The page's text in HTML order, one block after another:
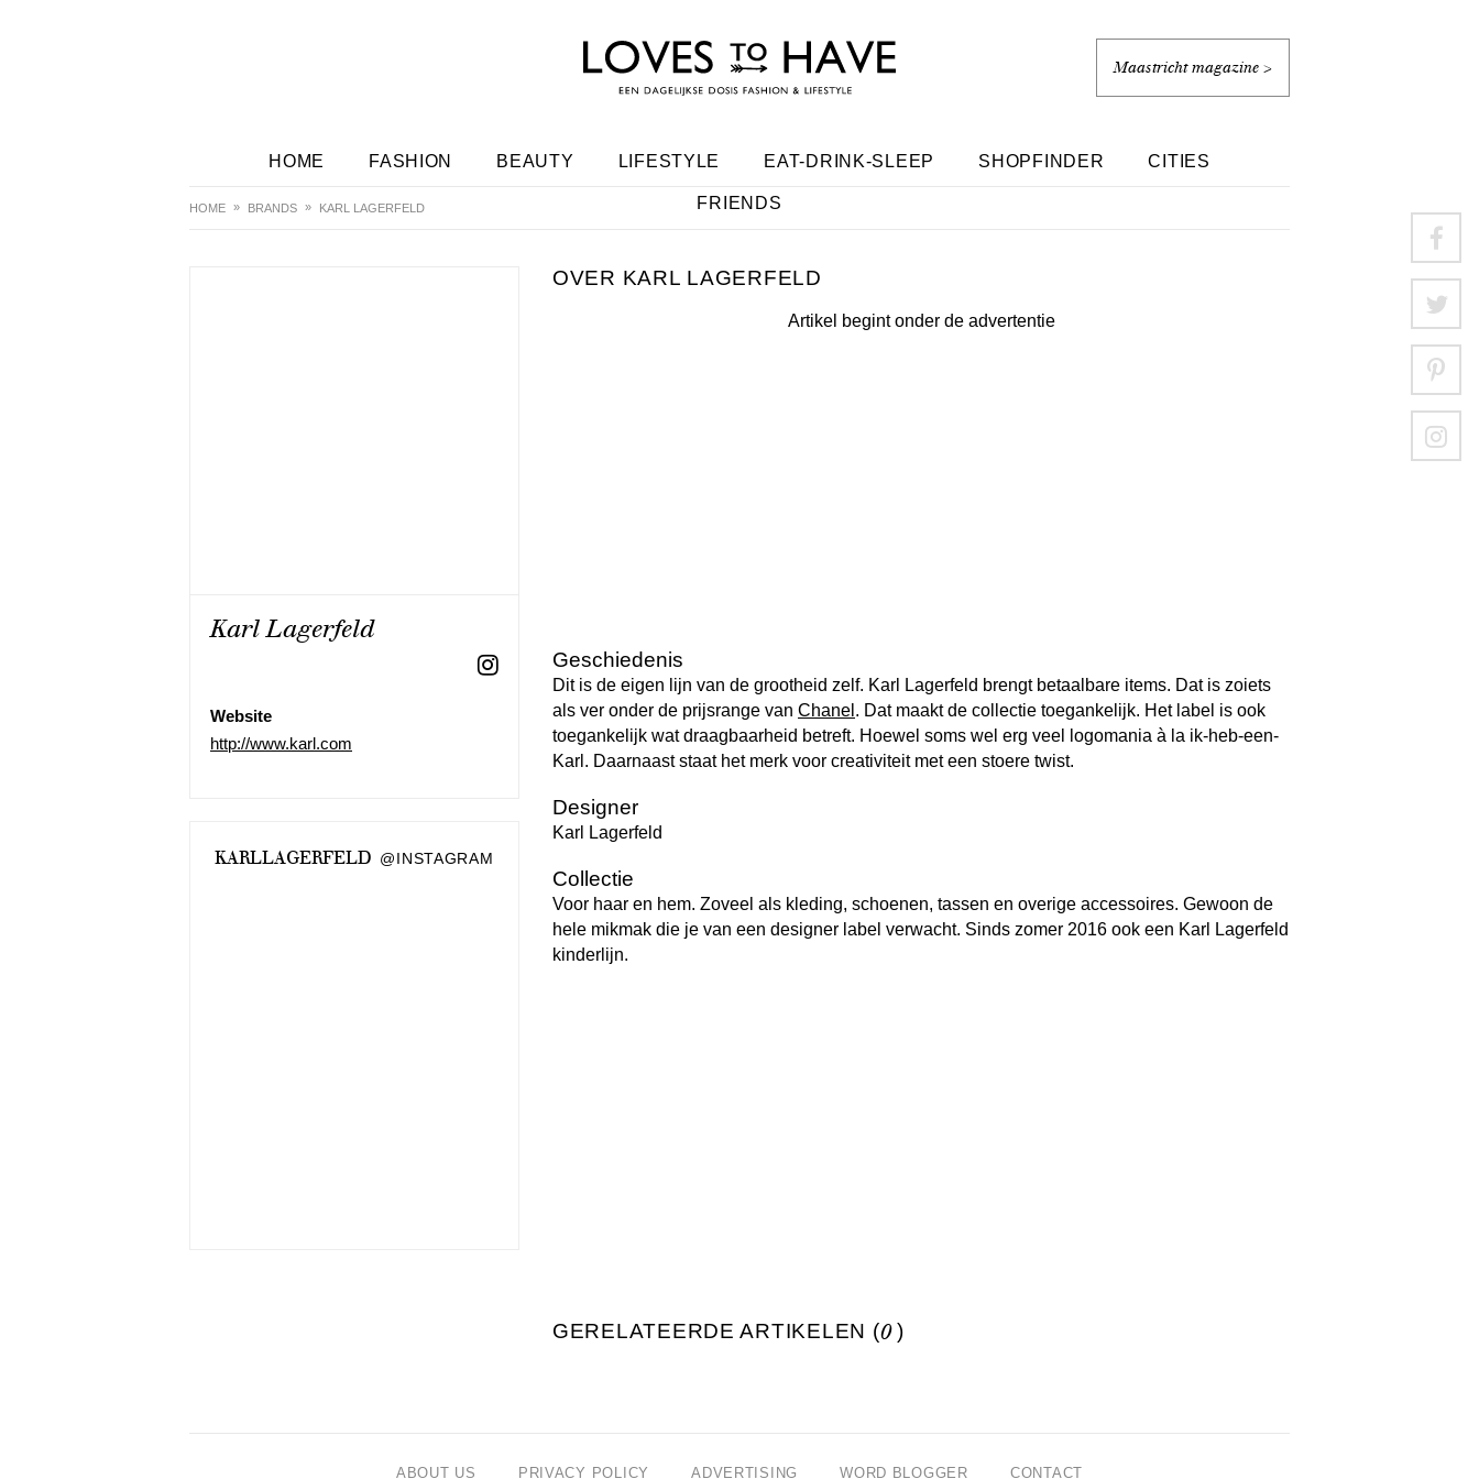
Maastricht magazine >
HOME FASHION BEAUTY LIFESTYLE EAT-DRINK-SLEEP SHOPFINDER CITIES
FRIENDS
HOME BRANDS KARL LAGERFELD
Karl Lagerfeld
Website
http://www.karl.com
KARLLAGERFELD @INSTAGRAM
KARL LAGERFELD
Artikel begint onder de advertentie
Geschiedenis
Dit is de eigen lijn van de grootheid zelf. Karl Lagerfeld brengt betaalbare items. Dat is zoiets
als ver onder de prijsrange van Chanel . Dat maakt de collectie toegankelijk. Het label is ook
toegankelijk wat draagbaarheid betreft. Hoewel soms wel erg veel logomania à la ik-heb-een-
Karl. Daarnaast staat het merk voor creativiteit met een stoere twist.
Designer
Karl Lagerfeld
Collectie
Voor haar en hem. Zoveel als kleding, schoenen, tassen en overige accessoires. Gewoon de
hele mikmak die je van een designer label verwacht. Sinds zomer 2016 ook een Karl Lagerfeld
kinderlijn.
GERELATEERDE ARTIKELEN (0 )
ABOUT US PRIVACY POLICY ADVERTISING WORD BLOGGER CONTACT